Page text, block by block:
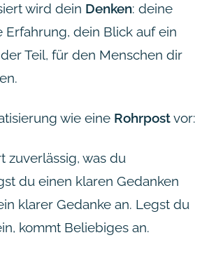
wird dein Denken: deine
Erfahrung, dein Blick auf ein
Teil, für den Menschen dir
wie eine Rohrpostvor:
zuverlässig, was du
du einen klaren Gedanken
klarer Gedanke an. Legst du
kommt Beliebiges an.